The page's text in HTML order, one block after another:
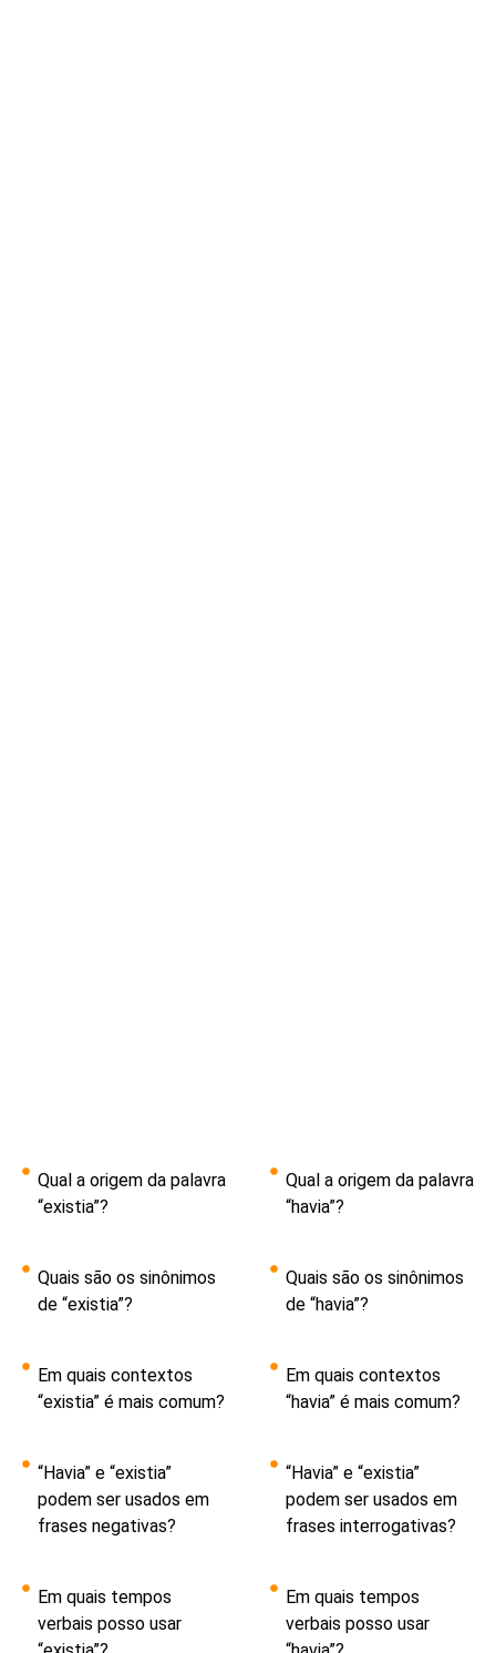
Qual a origem da palavra
“existia”?
Qual a origem da palavra
“havia”?
Quais são os sinônimos
de “existia”?
Quais são os sinônimos
de “havia”?
Em quais contextos
“existia” é mais comum?
Em quais contextos
“havia” é mais comum?
“Havia” e “existia”
podem ser usados em
frases negativas?
“Havia” e “existia”
podem ser usados em
frases interrogativas?
Em quais tempos
verbais posso usar
Em quais tempos
verbais posso usar